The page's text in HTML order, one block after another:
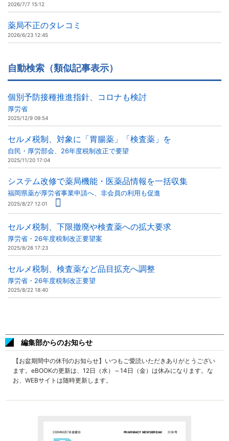
2026/7/7 15:12
薬局不正のタレコミ
2026/6/23 12:45
自動検索（類似記事表示）
個別予防接種推進指針、コロナも検討
厚労省
2025/12/9 09:54
セルメ税制、対象に「胃腸薬」「検査薬」を
自民・厚労部会、26年度税制改正で要望
2025/11/20 17:04
システム改修で薬局機能・医薬品情報を一括収集
福岡県薬が厚労省事業申請へ、非会員の利用も促進
2025/8/27 12:01
セルメ税制、下限撤廃や検査薬への拡大要求
厚労省・26年度税制改正要望案
2025/8/26 17:23
セルメ税制、検査薬など品目拡充へ調整
厚労省・26年度税制改正要望
2025/8/22 18:40
編集部からのお知らせ
【お盆期間中の休刊のお知らせ】いつもご愛読いただきありがとうござい
ます。eBOOKの更新は、12日（水）～14日（金）は休みになります。な
お、WEBサイトは随時更新します。